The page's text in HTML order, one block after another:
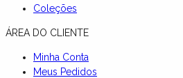
Coleções
ÁREA DO CLIENTE
Minha Conta
Meus Pedidos